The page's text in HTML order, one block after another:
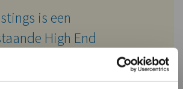
is een
High End
in het gieten en
×